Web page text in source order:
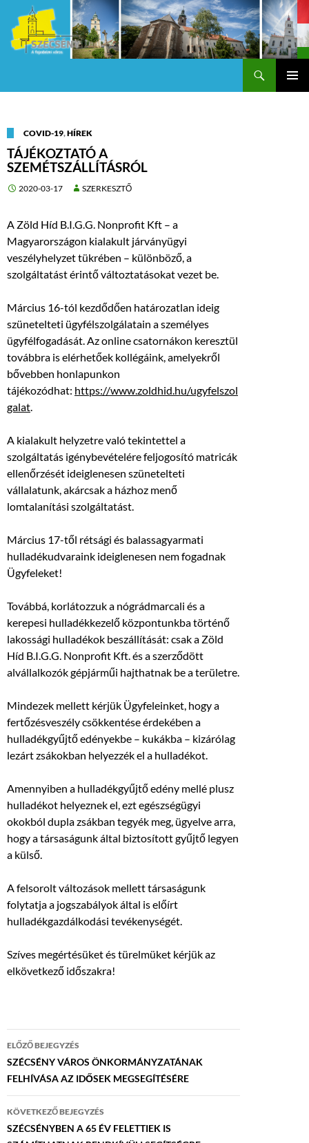
COVID-19,HÍREK
TÁJÉKOZTATÓ A
SZEMÉTSZÁLLÍTÁSRÓL
2020-03-17 SZERKESZTŐ
A Zöld Híd B.I.G.G. Nonprofit Kft – a
Magyarországon kialakult járványügyi
veszélyhelyzet tükrében – különböző, a
szolgáltatást érintő változtatásokat vezet be.
Március 16-tól kezdődően határozatlan ideig
szünetelteti ügyfélszolgálatain a személyes
ügyfélfogadását. Az online csatornákon keresztül
továbbra is elérhetőek kollégáink, amelyekről
bővebben honlapunkon
tájékozódhat: https://www.zoldhid.hu/ugyfelszol
galat.
A kialakult helyzetre való tekintettel a
szolgáltatás igénybevételére feljogosító matricák
ellenőrzését ideiglenesen szünetelteti
vállalatunk, akárcsak a házhoz menő
lomtalanítási szolgáltatást.
Március 17-től rétsági és balassagyarmati
hulladékudvaraink ideiglenesen nem fogadnak
Ügyfeleket!
Továbbá, korlátozzuk a nógrádmarcali és a
kerepesi hulladékkezelő központunkba történő
lakossági hulladékok beszállítását: csak a Zöld
Híd B.I.G.G. Nonprofit Kft. és a szerződött
alvállalkozók gépjárműi hajthatnak be a területre.
Mindezek mellett kérjük Ügyfeleinket, hogy a
fertőzésveszély csökkentése érdekében a
hulladékgyűjtő edényekbe – kukákba – kizárólag
lezárt zsákokban helyezzék el a hulladékot.
Amennyiben a hulladékgyűjtő edény mellé plusz
hulladékot helyeznek el, ezt egészségügyi
okokból dupla zsákban tegyék meg, ügyelve arra,
hogy a társaságunk által biztosított gyűjtő legyen
a külső.
A felsorolt változások mellett társaságunk
folytatja a jogszabályok által is előírt
hulladékgazdálkodási tevékenységét.
Szíves megértésüket és türelmüket kérjük az
elkövetkező időszakra!
Bejegyzés
navigáció
ELŐZŐ BEJEGYZÉS
SZÉCSÉNY VÁROS ÖNKORMÁNYZATÁNAK
FELHÍVÁSA AZ IDŐSEK MEGSEGÍTÉSÉRE
KÖVETKEZŐ BEJEGYZÉS
SZÉCSÉNYBEN A 65 ÉV FELETTIEK IS